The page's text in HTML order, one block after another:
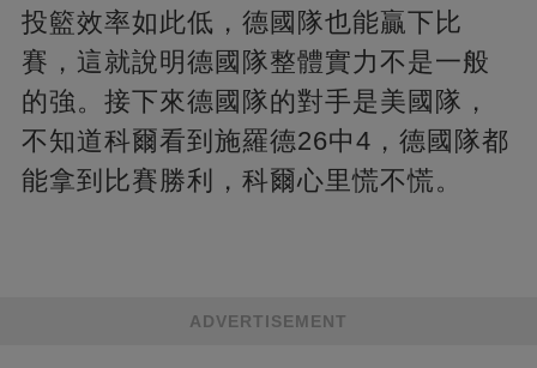
投籃效率如此低，德國隊也能贏下比
賽，這就說明德國隊整體實力不是一般
的強。接下來德國隊的對手是美國隊，
不知道科爾看到施羅德26中4，德國隊都
能拿到比賽勝利，科爾心里慌不慌。
ADVERTISEMENT